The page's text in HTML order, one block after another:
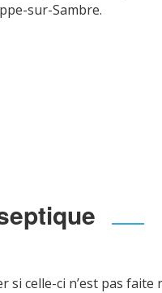
sur-Sambre.
celle-ci n’est pas